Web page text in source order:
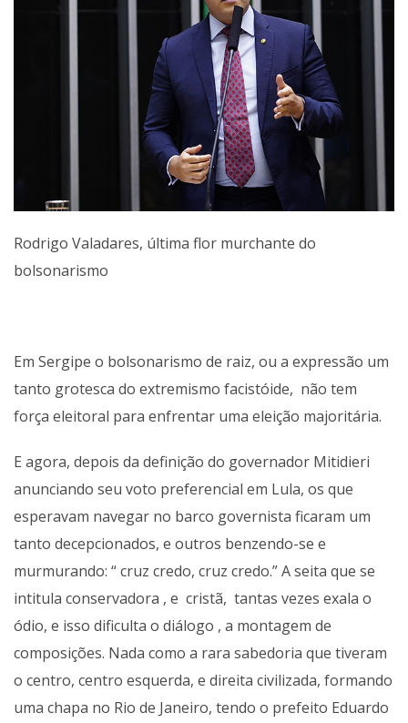
Rodrigo Valadares, última flor murchante do
bolsonarismo
Em Sergipe o bolsonarismo de raiz, ou a expressão um
tanto grotesca do extremismo facistóide, não tem
força eleitoral para enfrentar uma eleição majoritária.
E agora, depois da definição do governador Mitidieri
anunciando seu voto preferencial em Lula, os que
esperavam navegar no barco governista ficaram um
tanto decepcionados, e outros benzendo-se e
murmurando: “ cruz credo, cruz credo.” A seita que se
intitula conservadora , e cristã, tantas vezes exala o
ódio, e isso dificulta o diálogo , a montagem de
composições. Nada como a rara sabedoria que tiveram
o centro, centro esquerda, e direita civilizada, formando
uma chapa no Rio de Janeiro, tendo o prefeito Eduardo